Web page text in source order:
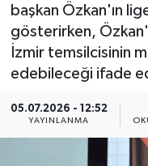
başkan Özkan'ın
gösterirken,
İzmir temsilcisinin
edebileceği ifade
05.07.2026 - 12:52
YAYINLANMA
Magazin
Resmi Reklam
Röportajlar